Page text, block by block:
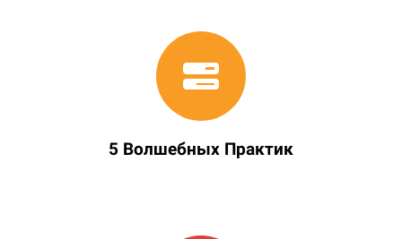
5 Волшебных Практик